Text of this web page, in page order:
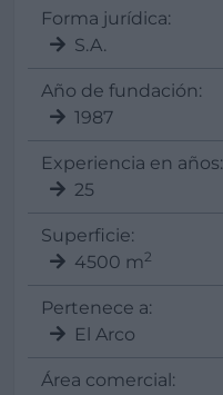
Forma jurídica:
S.A.
Año de fundación:
1987
Experiencia en años:
25
Superficie:
4500 m2
Pertenece a:
El Arco
Área comercial: